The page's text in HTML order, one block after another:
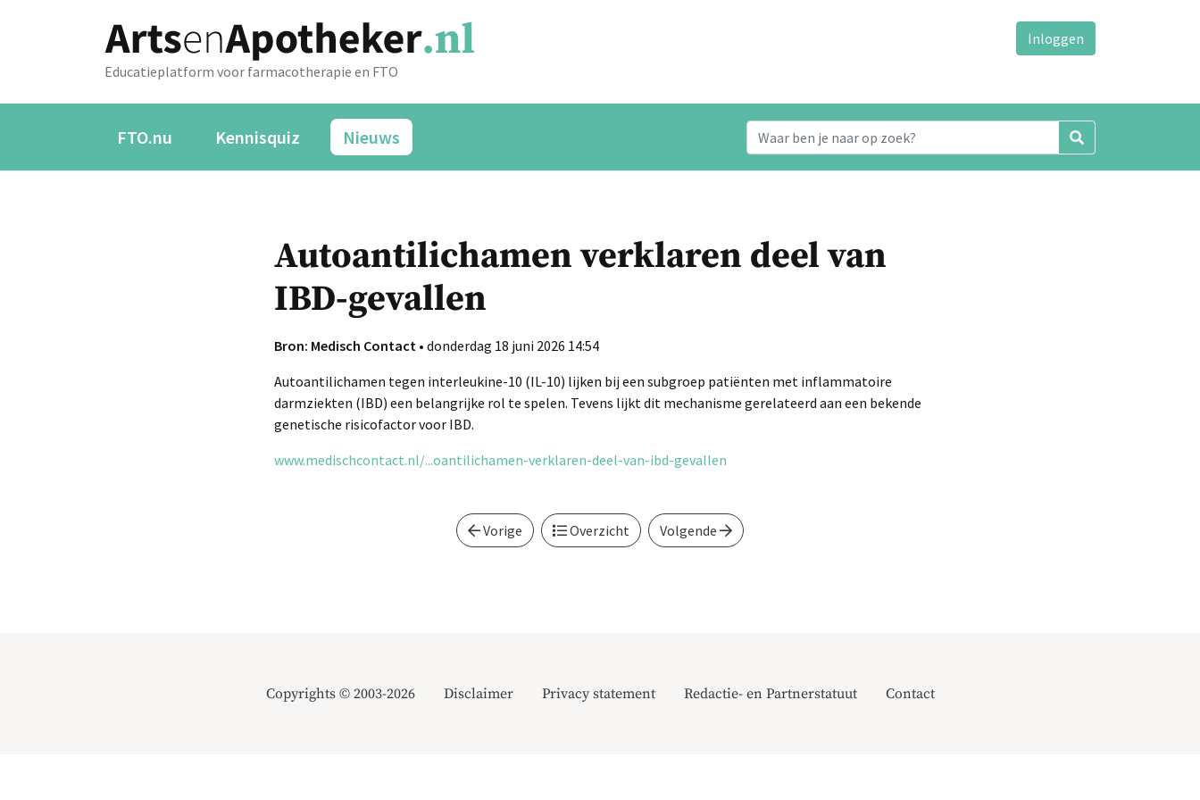
Educatieplatform voor farmacotherapie en FTO
Inloggen
FTO.nu Kennisquiz Nieuws
Autoantilichamen verklaren deel van
IBD-gevallen
Bron: Medisch Contact • donderdag 18 juni 2026 14:54
Autoantilichamen tegen interleukine-10 (IL-10) lijken bij een subgroep patiënten met inflammatoire
darmziekten (IBD) een belangrijke rol te spelen. Tevens lijkt dit mechanisme gerelateerd aan een bekende
genetische risicofactor voor IBD.
www.medischcontact.nl/...oantilichamen-verklaren-deel-van-ibd-gevallen
Vorige Overzicht Volgende
Copyrights © 2003-2026 Disclaimer Privacy statement Redactie- en Partnerstatuut Contact